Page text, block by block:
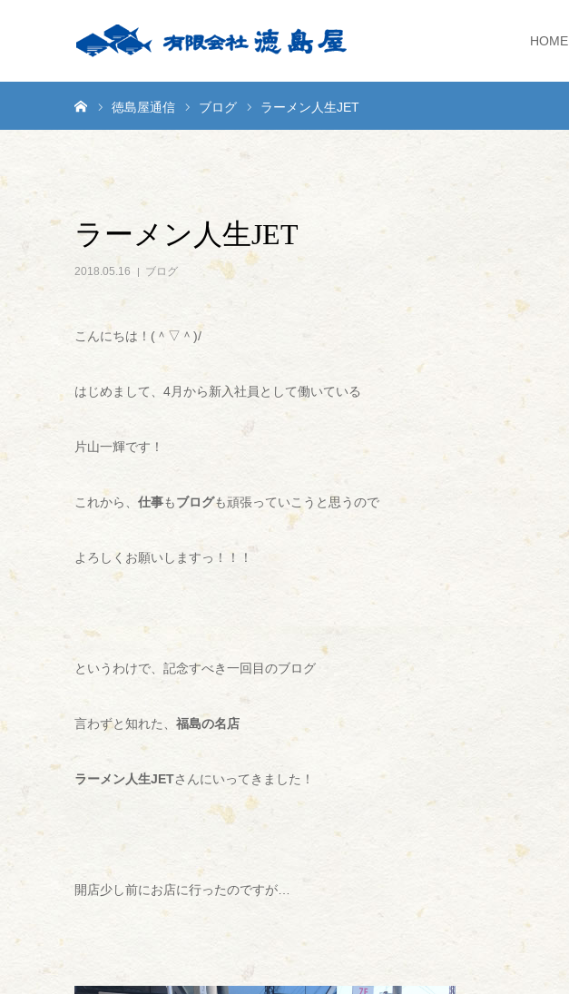
HOME
徳島屋通信 ブログ ラーメン人生JET
ラーメン人生JET
2018.05.16 ブログ
こんにちは！(＾▽＾)/
はじめまして、4月から新入社員として働いている
片山一輝です！
これから、 仕事もブログも頑張っていこうと思うので
よろしくお願いしますっ！！！
というわけで、記念すべき一回目のブログ
言わずと知れた、 福島の名店
ラーメン人生JETさんにいってきました！
開店少し前にお店に行ったのですが…